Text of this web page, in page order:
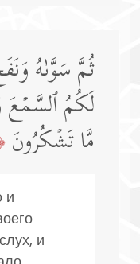
ثُمَّ سَوَّىٰهُ
لَكُمُ ٱلسَّمۡعَ
مَّا تَشۡكُرُونَ
и
и